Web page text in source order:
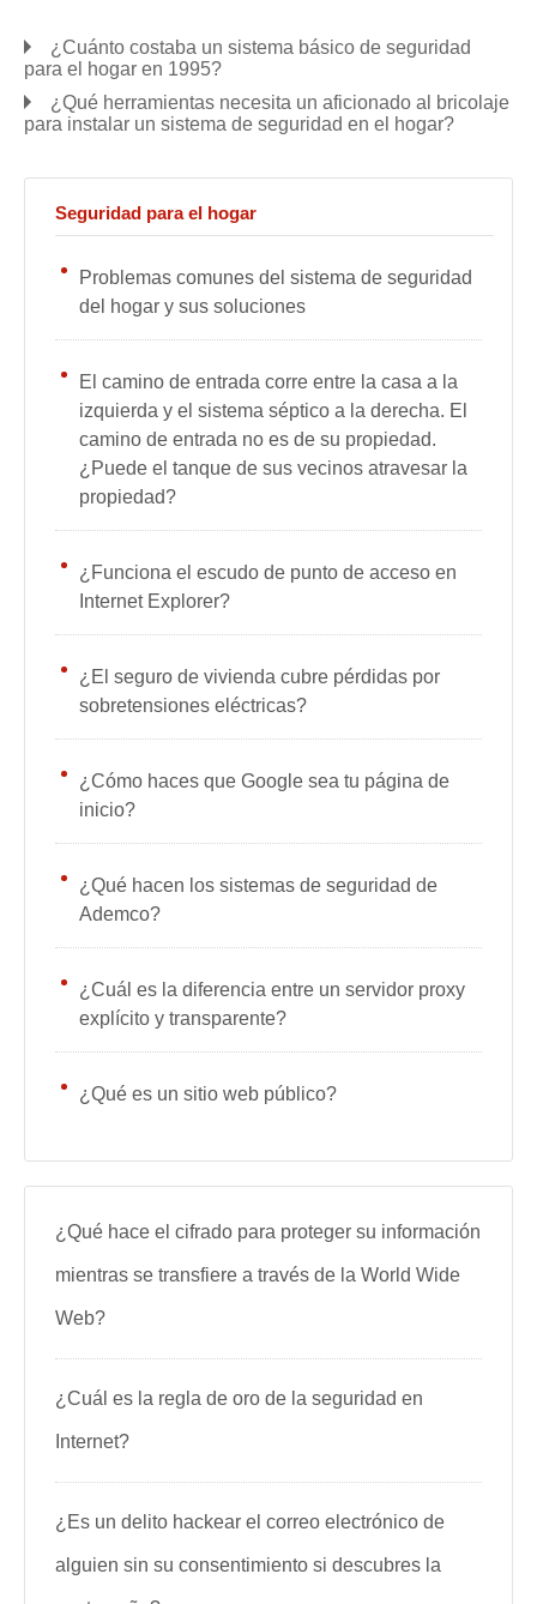
¿Cuánto costaba un sistema básico de seguridad
para el hogar en 1995?
¿Qué herramientas necesita un aficionado al bricolaje
para instalar un sistema de seguridad en el hogar?
Seguridad para el hogar
Problemas comunes del sistema de seguridad
del hogar y sus soluciones
El camino de entrada corre entre la casa a la
izquierda y el sistema séptico a la derecha. El
camino de entrada no es de su propiedad.
¿Puede el tanque de sus vecinos atravesar la
propiedad?
¿Funciona el escudo de punto de acceso en
Internet Explorer?
¿El seguro de vivienda cubre pérdidas por
sobretensiones eléctricas?
¿Cómo haces que Google sea tu página de
inicio?
¿Qué hacen los sistemas de seguridad de
Ademco?
¿Cuál es la diferencia entre un servidor proxy
explícito y transparente?
¿Qué es un sitio web público?
¿Qué hace el cifrado para proteger su información
mientras se transfiere a través de la World Wide
Web?
¿Cuál es la regla de oro de la seguridad en
Internet?
¿Es un delito hackear el correo electrónico de
alguien sin su consentimiento si descubres la